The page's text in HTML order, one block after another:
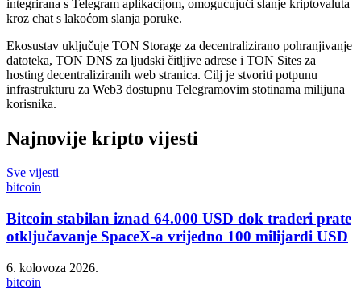
integrirana s Telegram aplikacijom, omogućujući slanje kriptovaluta
kroz chat s lakoćom slanja poruke.
Ekosustav uključuje TON Storage za decentralizirano pohranjivanje
datoteka, TON DNS za ljudski čitljive adrese i TON Sites za
hosting decentraliziranih web stranica. Cilj je stvoriti potpunu
infrastrukturu za Web3 dostupnu Telegramovim stotinama milijuna
korisnika.
Najnovije kripto vijesti
Sve vijesti
bitcoin
Bitcoin stabilan iznad 64.000 USD dok traderi prate
otključavanje SpaceX-a vrijedno 100 milijardi USD
6. kolovoza 2026.
bitcoin